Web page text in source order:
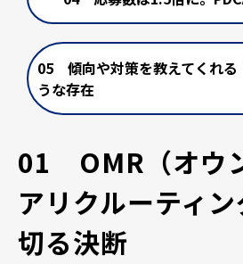
05 傾向や対策を教えてくれる
うな存在
01　OMR（オウ
アリクルーティ
切る決断